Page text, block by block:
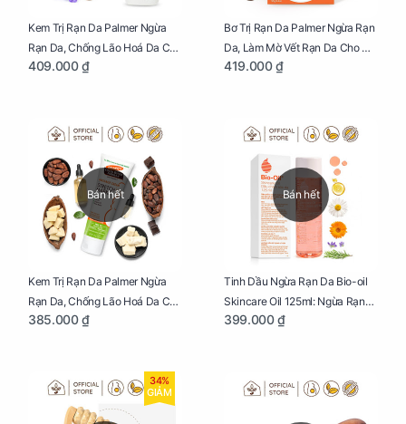
Kem Trị Rạn Da Palmer Ngừa
Rạn Da, Chống Lão Hoá Da Cho
Mẹ Bầu Chai 250ml
409.000 ₫
Bơ Trị Rạn Da Palmer Ngừa Rạn
Da, Làm Mờ Vết Rạn Da Cho Mẹ
Bầu Hũ 125g
419.000 ₫
Bán hết
Kem Trị Rạn Da Palmer Ngừa
Rạn Da, Chống Lão Hoá Da Cho
Mẹ Bầu Tuýp 125g
385.000 ₫
Bán hết
Tinh Dầu Ngừa Rạn Da Bio-oil
Skincare Oil 125ml: Ngừa Rạn
Da, Chăm Sóc Da Toàn Diện
399.000 ₫
34%
GIẢM